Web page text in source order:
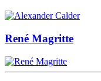
René Magritte